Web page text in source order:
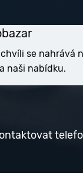
se nahrává
naši nabídku.